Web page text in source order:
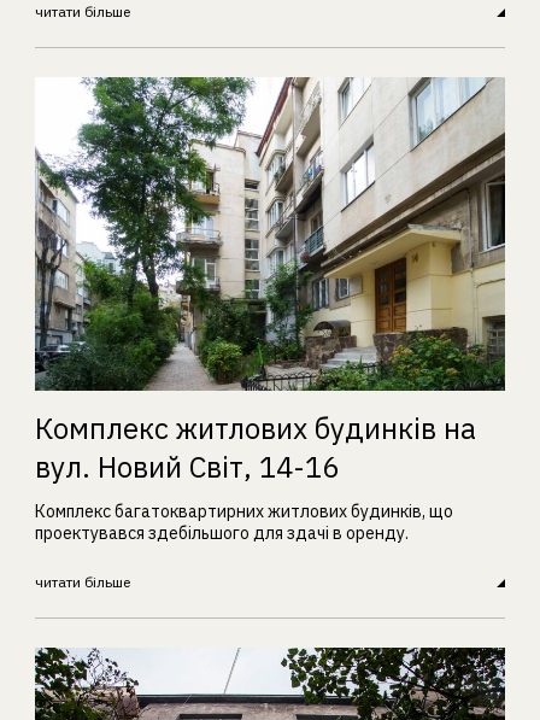
читати більше
Комплекс житлових будинків на
вул. Новий Світ, 14-16
Комплекс багатоквартирних житлових будинків, що
проектувався здебільшого для здачі в оренду.
читати більше